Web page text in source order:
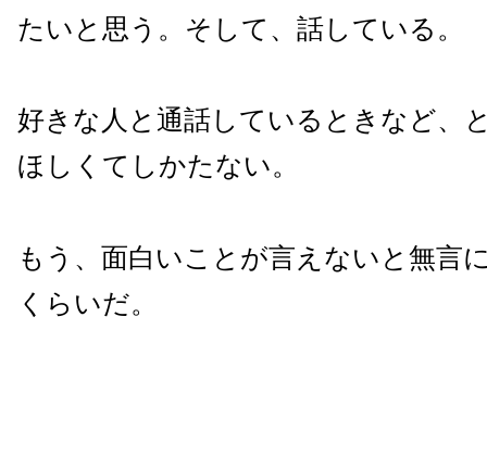
たいと思う。そして、話している。
好きな人と通話しているときなど、
ほしくてしかたない。
もう、面白いことが言えないと無言
くらいだ。